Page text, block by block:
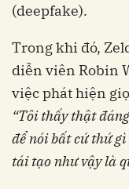
(deepfake).
Trong khi đó,
diễn viên Robin
việc phát hiện
“Tôi thấy thật
để nói bất cứ thứ
tái tạo như vậy là